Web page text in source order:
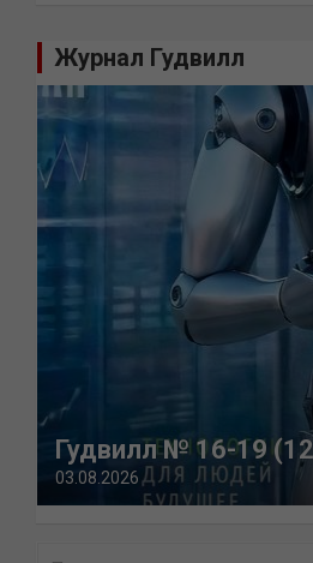
Журнал Гудвилл
Гудвилл № 16-19
03.08.2026